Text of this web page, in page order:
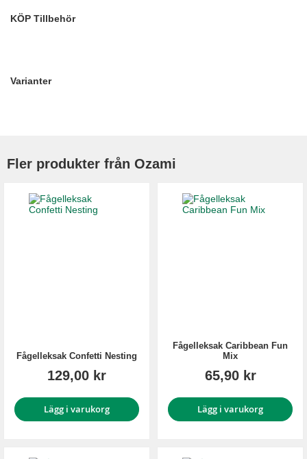
KÖP Tillbehör
Varianter
Fler produkter från Ozami
Fågelleksak Confetti Nesting
129,00 kr
Lägg i varukorg
Fågelleksak Caribbean Fun
Mix
65,90 kr
Lägg i varukorg